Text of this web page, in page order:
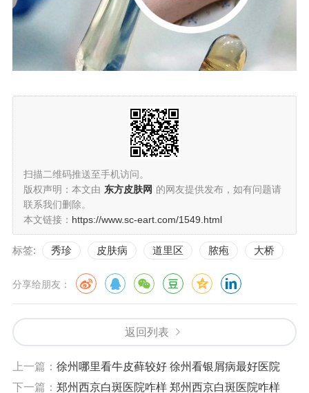
扫描二维码推送至手机访问。
版权声明：本文由 东方皮肤网 的网友提供发布，如有问题请
联系我们删除。
本文链接： https://www.sc-eart.com/1549.html
标签: 秀珍 皮肤病 道里区 脓疱 大桥
分享给朋友：
返回列表
上一篇： 徐州哪里看牛皮藓较好 徐州看银屑病最好医院
下一篇： 郑州西京白斑医院咋样 郑州西京白斑医院咋样